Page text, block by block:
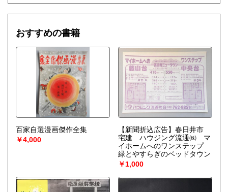
おすすめの書籍
百家自選漫画傑作全集
￥4,000
【新聞折込広告】春日井市
宅建 ハウジング流通㈱ マ
イホームへのワンステップ
緑とやすらぎのベッドタウン
￥1,000